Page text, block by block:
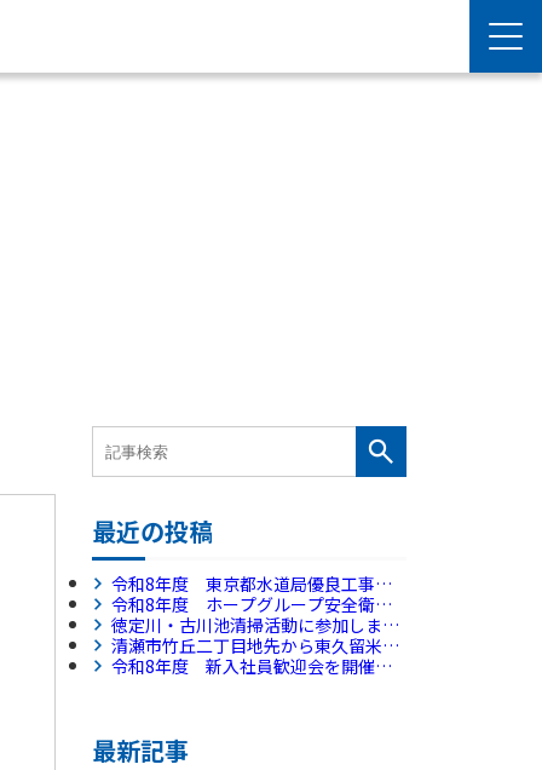
最近の投稿
令和8年度 東京都水道局優良工事等
表彰式
令和8年度 ホープグループ安全衛生
推進大会
徳定川・古川池清掃活動に参加しまし
た
清瀬市竹丘二丁目地先から東久留米市
下里一丁目地先間外2か所配水本管
令和8年度 新入社員歓迎会を開催し
最新記事